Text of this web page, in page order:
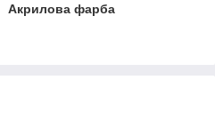
Акрилова фарба